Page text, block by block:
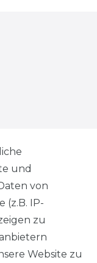
und
von
(z.B. IP-
zu
Website zu